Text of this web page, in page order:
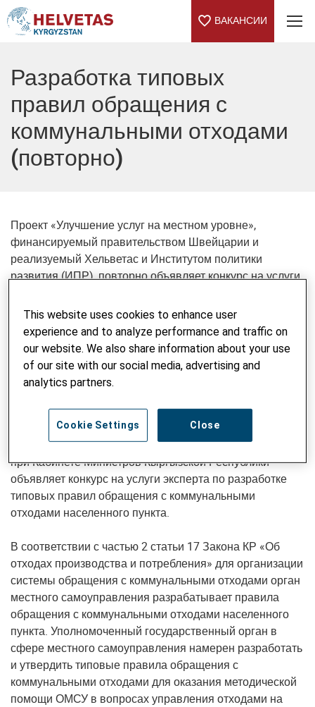
ВАКАНСИИ
Разработка типовых
правил обращения с
коммунальными отходами
(повторно)
Проект «Улучшение услуг на местном уровне»,
финансируемый правительством Швейцарии и
реализуемый Хельветас и Институтом политики
развития (ИПР), повторно объявляет конкурс на услуги
коммунальными отходами населенного пункта
Проект нацелен на оказание вклада в улучшение
качества и доступа услуг, предоставляемых
муниципалитетами для своего населения путем
Проект в рамках работ по оказанию экспертной
поддержки Государственному агентству по делам
государственной службы и местного самоуправления
при Кабинете Министров Кыргызской Республики
объявляет конкурс на услуги эксперта по разработке
типовых правил обращения с коммунальными
отходами населенного пункта.
В соответствии с частью 2 статьи 17 Закона КР «Об
отходах производства и потребления» для организации
системы обращения с коммунальными отходами орган
местного самоуправления разрабатывает правила
обращения с коммунальными отходами населенного
пункта. Уполномоченный государственный орган в
сфере местного самоуправления намерен разработать
и утвердить типовые правила обращения с
коммунальными отходами для оказания методической
помощи ОМСУ в вопросах управления отходами на
This website uses cookies to enhance user
experience and to analyze performance and traffic on
our website. We also share information about your use
of our site with our social media, advertising and
analytics partners.
Close
Cookie Settings